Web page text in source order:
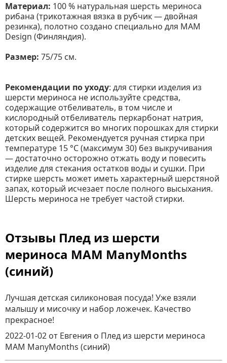
Материал: 100 % натуральная шерсть мериноса
рибана (трикотажная вязка в рубчик — двойная
резинка), полотно создано специально для MAM
Design (Финляндия).
Размер: 75/75 см.
Рекомендации по уходу: для стирки изделия из
шерсти мериноса не используйте средства,
содержащие отбеливатель, в том числе и
кислородный отбеливатель перкарбонат натрия,
который содержится во многих порошках для стирки
детских вещей. Рекомендуется ручная стирка при
температуре 15 °C (максимум 30) без выкручивания
— достаточно осторожно отжать воду и повесить
изделие для стекания остатков воды и сушки. При
стирке шерсть может иметь характерный шерстяной
запах, который исчезает после полного высыхания.
Шерсть мериноса не требует частой стирки.
Отзывы Плед из шерсти
мериноса MAM ManyMonths
(синий)
Лучшая детская силиконовая посуда! Уже взяли
малышу и мисочку и набор ложечек. Качество
прекрасное!
2022-01-02 от Евгения о Плед из шерсти мериноса
MAM ManyMonths (синий)